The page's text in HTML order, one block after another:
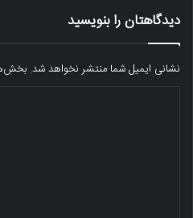
دیدگاهتان را بنویسید
نشانی ایمیل شما منتشر نخواهد شد.